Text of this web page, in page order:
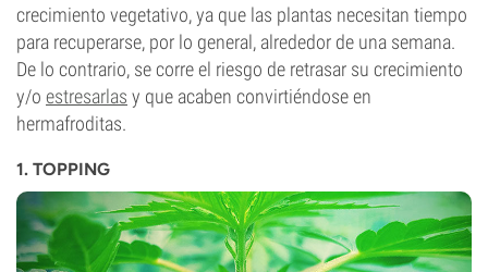
crecimiento vegetativo, ya que las plantas necesitan tiempo
para recuperarse, por lo general, alrededor de una semana.
De lo contrario, se corre el riesgo de retrasar su crecimiento
y/o estresarlas y que acaben convirtiéndose en
hermafroditas.
1. TOPPING